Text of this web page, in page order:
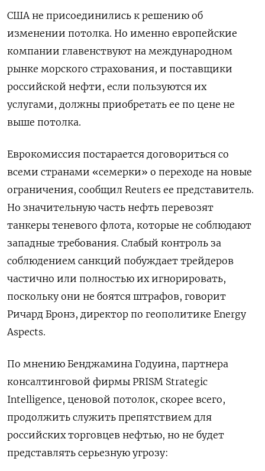
США не присоединились к решению об
изменении потолка. Но именно европейские
компании главенствуют на международном
рынке морского страхования, и поставщики
российской нефти, если пользуются их
услугами, должны приобретать ее по цене не
выше потолка.
Еврокомиссия постарается договориться со
всеми странами «семерки» о переходе на новые
ограничения, сообщил Reuters ее представитель.
Но значительную часть нефть перевозят
танкеры теневого флота, которые не соблюдают
западные требования. Слабый контроль за
соблюдением санкций побуждает трейдеров
частично или полностью их игнорировать,
поскольку они не боятся штрафов, говорит
Ричард Бронз, директор по геополитике Energy
Aspects.
По мнению Бенджамина Годуина, партнера
консалтинговой фирмы PRISM Strategic
Intelligence, ценовой потолок, скорее всего,
продолжить служить препятствием для
российских торговцев нефтью, но не будет
представлять серьезную угрозу: